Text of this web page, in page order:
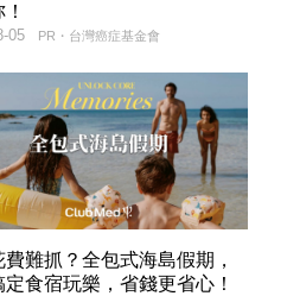
PR・台灣癌症基金會
05
費難抓？全包式海島假期，
定食宿玩樂，省錢更省心！